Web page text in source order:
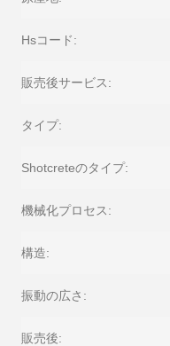
Hsコード:
販売後サービス:
タイプ:
Shotcreteのタイプ:
機械化プロセス:
構造:
振動の広さ:
販売後: